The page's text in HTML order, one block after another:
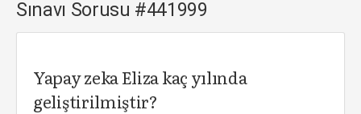
Sınavı Sorusu #441999
Yapay zeka Eliza kaç yılında
geliştirilmiştir?